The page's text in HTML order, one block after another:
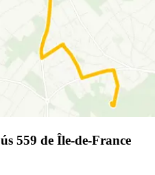
559 de Île-de-France